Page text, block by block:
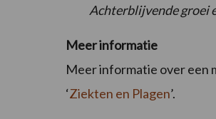
Achterblijvende groei
Meer informatie
Meer informatie over een
‘Ziekten en Plagen’.